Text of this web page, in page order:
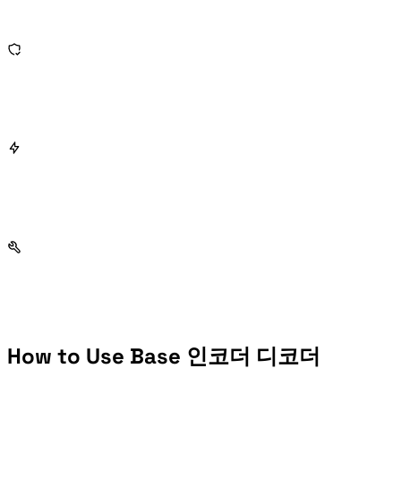
How to Use Base 인코더 디코더